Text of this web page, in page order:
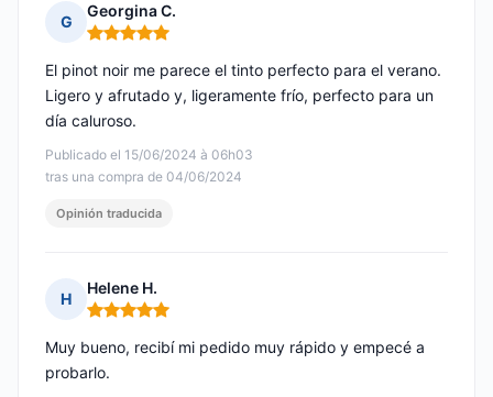
G
Georgina C.
Nota: 5 de 5
Publicado el 15/06/2024 à 06h03
tras una compra de 04/06/2024
El pinot noir me parece el tinto perfecto para el verano.
Ligero y afrutado y, ligeramente frío, perfecto para un
día caluroso.
Opinión traducida
H
Helene H.
Nota: 5 de 5
Muy bueno, recibí mi pedido muy rápido y empecé a
probarlo.